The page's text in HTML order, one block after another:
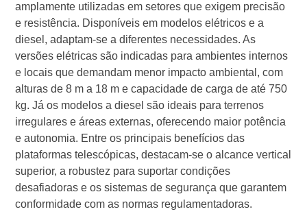
amplamente utilizadas em setores que exigem precisão
e resistência. Disponíveis em modelos elétricos e a
diesel, adaptam-se a diferentes necessidades. As
versões elétricas são indicadas para ambientes internos
e locais que demandam menor impacto ambiental, com
alturas de 8 m a 18 m e capacidade de carga de até 750
kg. Já os modelos a diesel são ideais para terrenos
irregulares e áreas externas, oferecendo maior potência
e autonomia. Entre os principais benefícios das
plataformas telescópicas, destacam-se o alcance vertical
superior, a robustez para suportar condições
desafiadoras e os sistemas de segurança que garantem
conformidade com as normas regulamentadoras.